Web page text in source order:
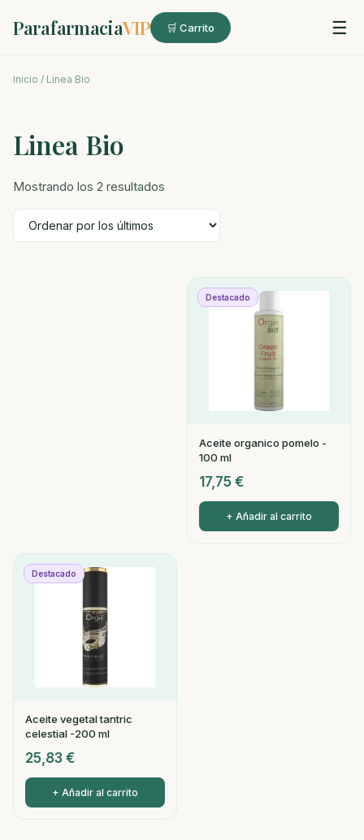
ParafarmaciaVIP 🛒 Carrito ☰
Inicio / Linea Bio
Linea Bio
Mostrando los 2 resultados
por
últimos
Destacado
Aceite organico pomelo -
100 ml
17,75 €
+ Añadir al carrito
Destacado
Aceite vegetal tantric
celestial -200 ml
25,83 €
+ Añadir al carrito